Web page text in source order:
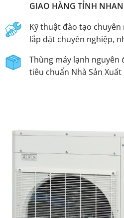
GIAO HÀNG TỈNH
Kỹ thuật đào tạo
lắp đặt chuyên nghiệp,
Thùng máy lạnh nguyên
tiêu chuẩn Nhà Sản Xuất